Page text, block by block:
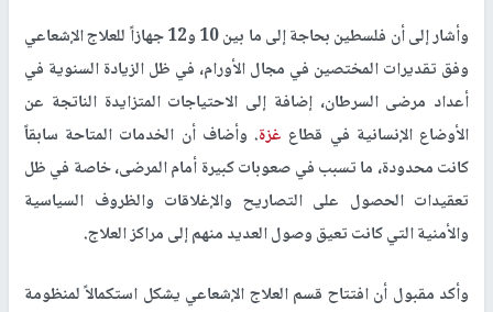
وأشار إلى أن فلسطين بحاجة إلى ما بين 10 و12 جهازاً للعلاج الإشعاعي
وفق تقديرات المختصين في مجال الأورام، في ظل الزيادة السنوية في
أعداد مرضى السرطان، إضافة إلى الاحتياجات المتزايدة الناتجة عن
الأوضاع الإنسانية في قطاع غزة. وأضاف أن الخدمات المتاحة سابقاً
كانت محدودة، ما تسبب في صعوبات كبيرة أمام المرضى، خاصة في ظل
تعقيدات الحصول على التصاريح والإغلاقات والظروف السياسية
والأمنية التي كانت تعيق وصول العديد منهم إلى مراكز العلاج.
وأكد مقبول أن افتتاح قسم العلاج الإشعاعي يشكل استكمالاً لمنظومة